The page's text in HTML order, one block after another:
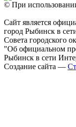
© При
Сайт является
город Рыбинск в
Совета городского
"Об официальном
Рыбинск в сети
Создание сайта —